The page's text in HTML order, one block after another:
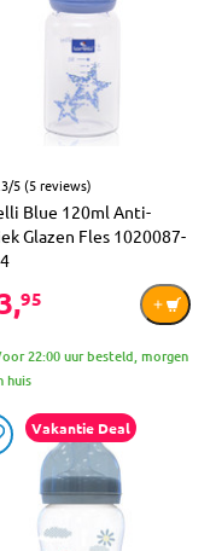
5 (5 reviews)
Blue 120ml Anti-
Glazen Fles 1020087-
95
22:00 uur besteld, morgen
huis
Vakantie Deal